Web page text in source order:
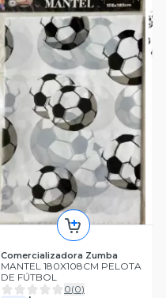
Comercializadora Zumba
MANTEL 180X108CM PELOTA
DE FÚTBOL
0(0)